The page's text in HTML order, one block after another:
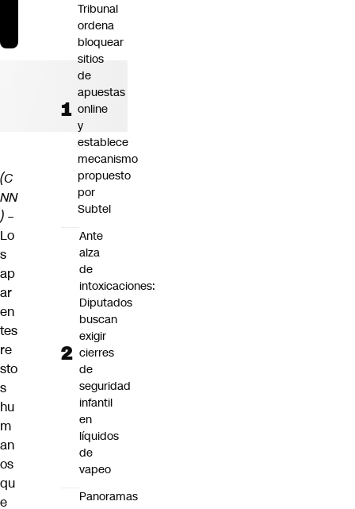
(C
NN
) –
Lo
s
ap
ar
en
tes
re
sto
s
hu
m
an
os
qu
e
Tribunal
ordena
bloquear
sitios
de
apuestas
online
y
establece
mecanismo
propuesto
por
Subtel
Ante
alza
de
intoxicaciones:
Diputados
buscan
exigir
cierres
de
seguridad
infantil
en
líquidos
de
vapeo
Panoramas